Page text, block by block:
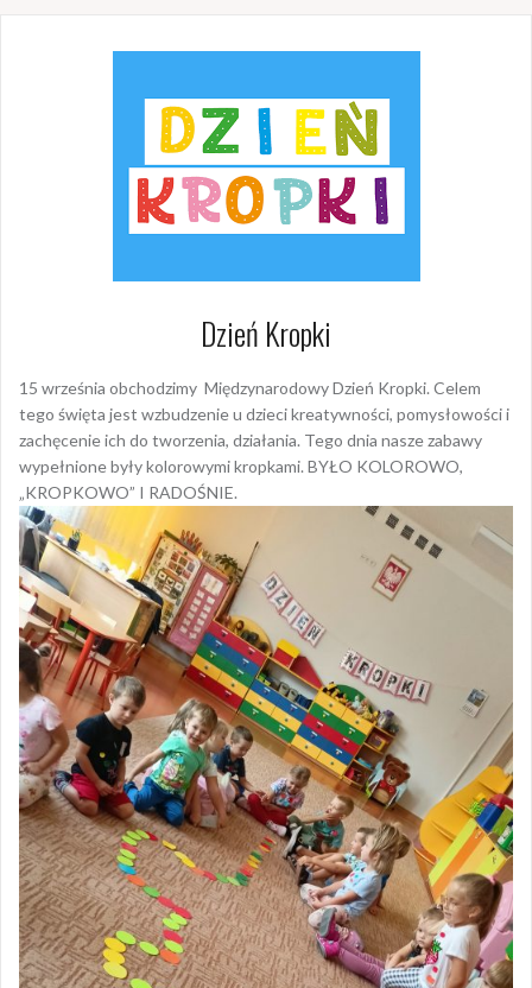
Dzień Kropki
15 września obchodzimy Międzynarodowy Dzień Kropki. Celem
tego święta jest wzbudzenie u dzieci kreatywności, pomysłowości i
zachęcenie ich do tworzenia, działania. Tego dnia nasze zabawy
wypełnione były kolorowymi kropkami. BYŁO KOLOROWO,
„KROPKOWO” I RADOŚNIE.